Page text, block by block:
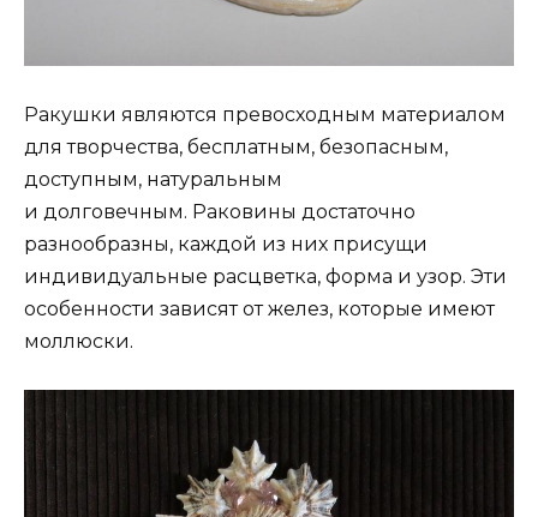
Ракушки являются превосходным материалом
для творчества, бесплатным, безопасным,
доступным, натуральным
и долговечным. Раковины достаточно
разнообразны, каждой из них присущи
индивидуальные расцветка, форма и узор. Эти
особенности зависят от желез, которые имеют
моллюски.